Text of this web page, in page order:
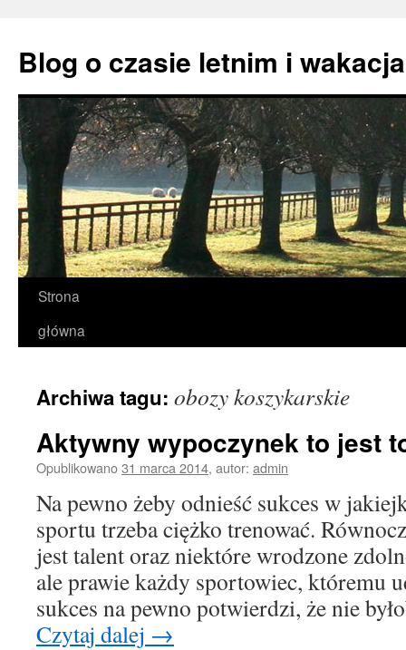
treści
Blog o czasie letnim i
Strona
główna
Archiwa tagu: obozy koszykarskie
Aktywny wypoczynek to jest
Opublikowano31 marca 2014, autor: admin
Na pewno żeby odnieść sukces w
sportu trzeba ciężko trenować.
jest talent oraz niektóre wrodzone
ale prawie każdy sportowiec, któremu
sukces na pewno potwierdzi, że nie
Czytaj dalej →